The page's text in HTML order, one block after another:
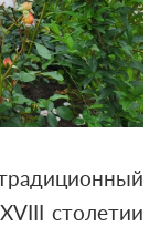
столетии